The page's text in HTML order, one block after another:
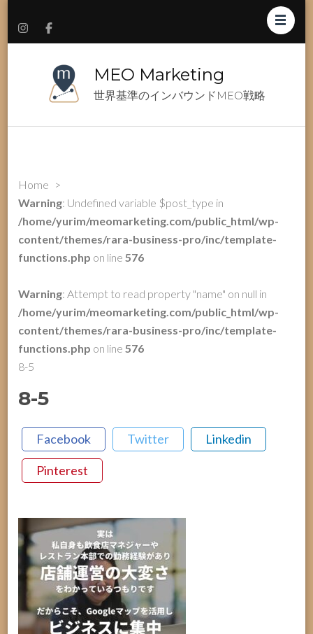
MEO Marketing
世界基準のインバウンドMEO戦略
Home >
Warning: Undefined variable $post_type in
/home/yurim/meomarketing.com/public_html/wp-
content/themes/rara-business-pro/inc/template-
functions.php on line576
Warning: Attempt to read property "name" on null in
/home/yurim/meomarketing.com/public_html/wp-
content/themes/rara-business-pro/inc/template-
functions.php on line576
8-5
8-5
Facebook Twitter Linkedin
Pinterest